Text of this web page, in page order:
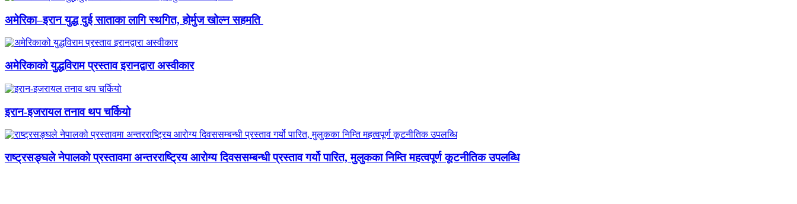
अमेरिका–इरान युद्ध दुई साताका लागि स्थगित, होर्मुज खोल्न सहमति
अमेरिकाको युद्धविराम प्रस्ताव इरानद्वारा अस्वीकार
इरान-इजरायल तनाव थप चर्कियो
राष्ट्रसङ्घले नेपालको प्रस्तावमा अन्तरराष्ट्रिय आरोग्य दिवससम्बन्धी प्रस्ताव गर्यो पारित, मुलुकका निम्ति महत्वपूर्ण कूटनीतिक उपलब्धि